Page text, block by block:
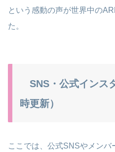
という感動の声が世界中の
た。
SNS・公式インス
時更新）
ここでは、公式SNSやメン